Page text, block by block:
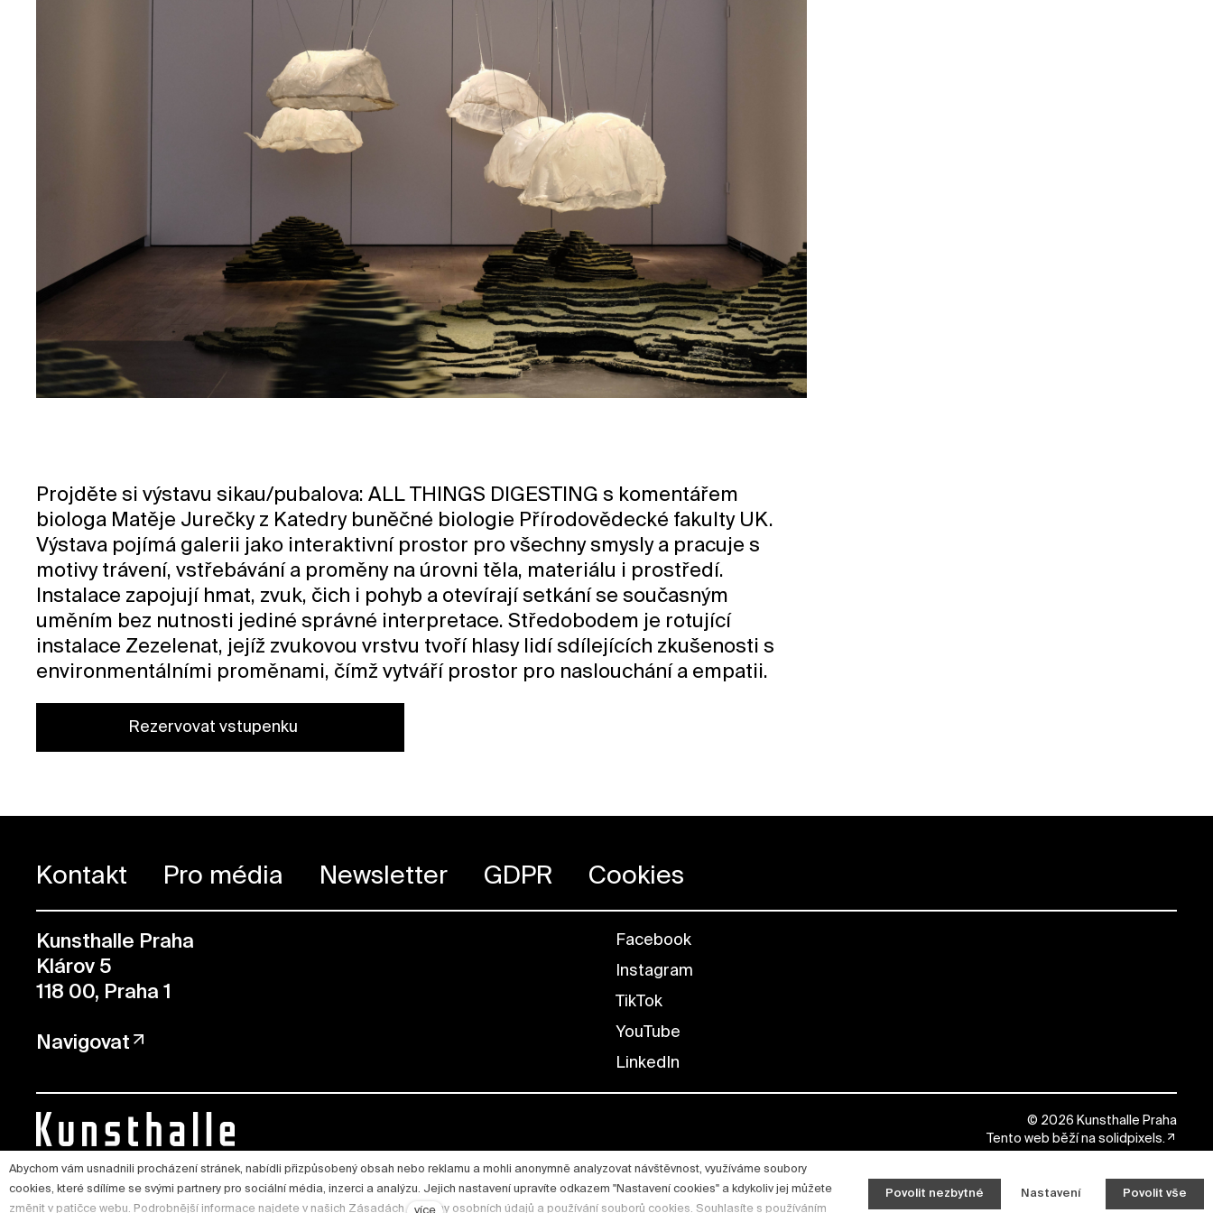
Projděte si výstavu sikau/pubalova: ALL THINGS DIGESTING s komentářem
biologa Matěje Jurečky z Katedry buněčné biologie Přírodovědecké fakulty UK.
Výstava pojímá galerii jako interaktivní prostor pro všechny smysly a pracuje s
motivy trávení, vstřebávání a proměny na úrovni těla, materiálu i prostředí.
Instalace zapojují hmat, zvuk, čich i pohyb a otevírají setkání se současným
uměním bez nutnosti jediné správné interpretace. Středobodem je rotující
instalace Zezelenat, jejíž zvukovou vrstvu tvoří hlasy lidí sdílejících zkušenosti s
environmentálními proměnami, čímž vytváří prostor pro naslouchání a empatii.
Rezervovat vstupenku
Kontakt Pro média Newsletter GDPR Cookies
Kunsthalle Praha
Klárov 5
118 00, Praha 1
Navigovat
Facebook
Instagram
TikTok
YouTube
LinkedIn
© 2026 Kunsthalle Praha
Tento web běží nasolidpixels.
Abychom vám usnadnili procházení stránek, nabídli přizpůsobený obsah nebo reklamu a mohli anonymně analyzovat návštěvnost, využíváme soubory
cookies, které sdílíme se svými partnery pro sociální média, inzerci a analýzu. Jejich nastavení upravíte odkazem "Nastavení cookies" a kdykoliv jej můžete
změnit v patičce webu. Podrobnější informace najdete v našich Zásadách ochrany osobních údajů a používání souborů cookies. Souhlasíte s používáním
Povolit nezbytné Nastavení Povolit vše